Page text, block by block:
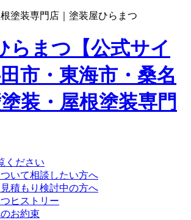
塗装専門店｜塗装屋ひらまつ
ください
いて相談したい方へ
積もり検討中の方へ
ヒストリー
お約束